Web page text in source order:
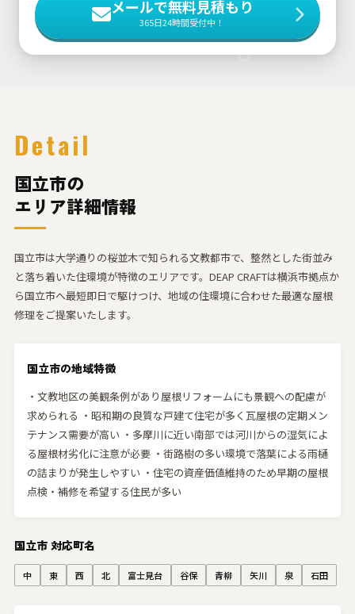
メールで無料見積もり
365日24時間受付中！
Detail
国立市の
エリア詳細情報
国立市は大学通りの桜並木で知られる文教都市で、整然とした街並み
と落ち着いた住環境が特徴のエリアです。DEAP CRAFTは横浜市拠点か
ら国立市へ最短即日で駆けつけ、地域の住環境に合わせた最適な屋根
修理をご提案いたします。
国立市の地域特徴
・文教地区の美観条例があり屋根リフォームにも景観への配慮が
求められる ・昭和期の良質な戸建て住宅が多く瓦屋根の定期メン
テナンス需要が高い ・多摩川に近い南部では河川からの湿気によ
る屋根材劣化に注意が必要 ・街路樹の多い環境で落葉による雨樋
の詰まりが発生しやすい ・住宅の資産価値維持のため早期の屋根
点検・補修を希望する住民が多い
国立市 対応町名
中 東 西 北 富士見台 谷保 青柳 矢川 泉 石田